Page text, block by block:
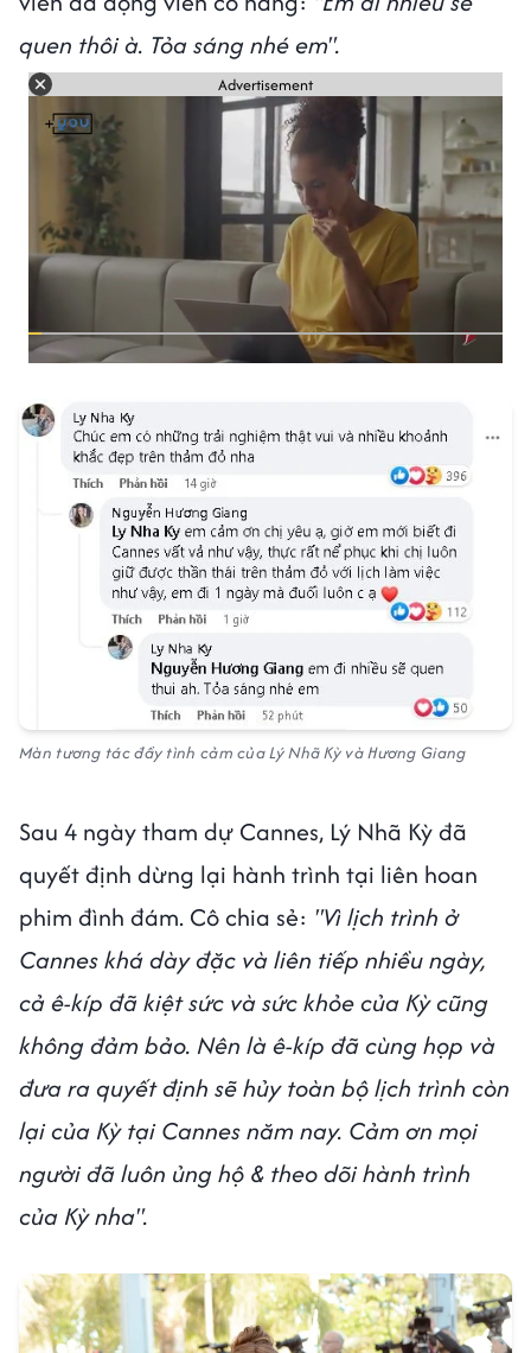
quen thôi à. Tỏa sáng nhé em".
Advertisement
Màn tương tác đầy tình cảm của Lý Nhã Kỳ và Hương Giang
Sau 4 ngày tham dự Cannes, Lý Nhã Kỳ đã
quyết định dừng lại hành trình tại liên hoan
phim đình đám. Cô chia sẻ: "Vì lịch trình ở
Cannes khá dày đặc và liên tiếp nhiều ngày,
cả ê-kíp đã kiệt sức và sức khỏe của Kỳ cũng
không đảm bảo. Nên là ê-kíp đã cùng họp và
đưa ra quyết định sẽ hủy toàn bộ lịch trình còn
lại của Kỳ tại Cannes năm nay. Cảm ơn mọi
người đã luôn ủng hộ & theo dõi hành trình
của Kỳ nha".